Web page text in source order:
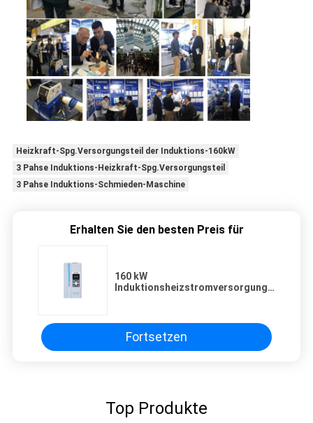
Heizkraft-Spg.Versorgungsteil der Induktions-160kW
3 Pahse Induktions-Heizkraft-Spg.Versorgungsteil
3 Pahse Induktions-Schmieden-Maschine
Erhalten Sie den besten Preis für
160 kW
Induktionsheizstromversorgung 3
Fortsetzen
Top Produkte